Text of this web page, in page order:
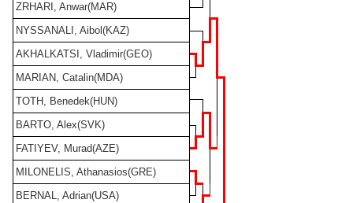
ZRHARI, Anwar(MAR)
NYSSANALI, Aibol(KAZ)
AKHALKATSI, Vladimir(GEO)
MARIAN, Catalin(MDA)
TOTH, Benedek(HUN)
BARTO, Alex(SVK)
FATIYEV, Murad(AZE)
MILONELIS, Athanasios(GRE)
BERNAL, Adrian(USA)